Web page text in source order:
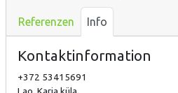
Referenzen Info
Kontaktinformation
+372 53415691
Lao, Karja küla,